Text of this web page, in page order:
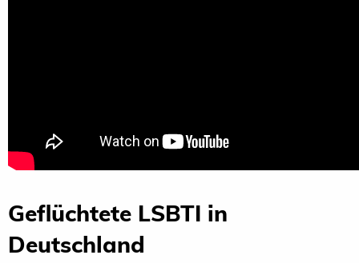
Geflüchtete LSBTI in
Deutschland